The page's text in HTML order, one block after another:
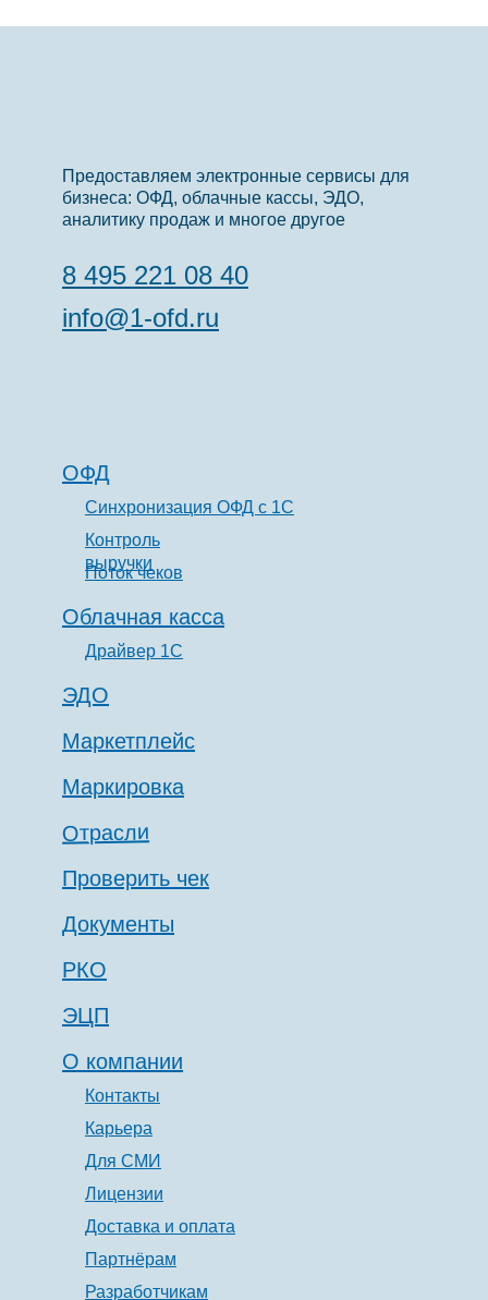
Предоставляем электронные сервисы для
бизнеса: ОФД, облачные кассы, ЭДО,
аналитику продаж и многое другое
8 495 221 08 40
info@1-ofd.ru
Драйвер 1С
Облачная касса
Синхронизация ОФД с 1С
Контроль
выручки
Поток чеков
ОФД
ЭДО
Маркетплейс
Маркировка
ЭЦП
РКО
Документы
Проверить чек
Отрасли
Разработчикам
Партнёрам
Доставка и оплата
Лицензии
Для СМИ
Карьера
Контакты
О компании